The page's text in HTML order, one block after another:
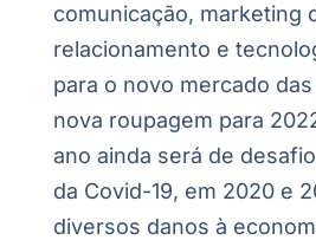
comunicação, marketing
relacionamento e
para o novo mercado
nova roupagem para
ano ainda será de
da Covid-19, em 2020 e
diversos danos à